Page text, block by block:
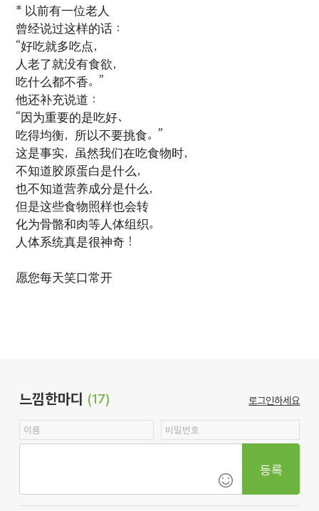
* 以前有一位老人
曾经说过这样的话：
“好吃就多吃点，
人老了就没有食欲，
吃什么都不香。”
他还补充说道：
“因为重要的是吃好、
吃得均衡，所以不要挑食。”
这是事实，虽然我们在吃食物时，
不知道胶原蛋白是什么，
也不知道营养成分是什么，
但是这些食物照样也会转
化为骨骼和肉等人体组织。
人体系统真是很神奇！
愿您每天笑口常开
느낌한마디 (17) 로그인하세요
등록